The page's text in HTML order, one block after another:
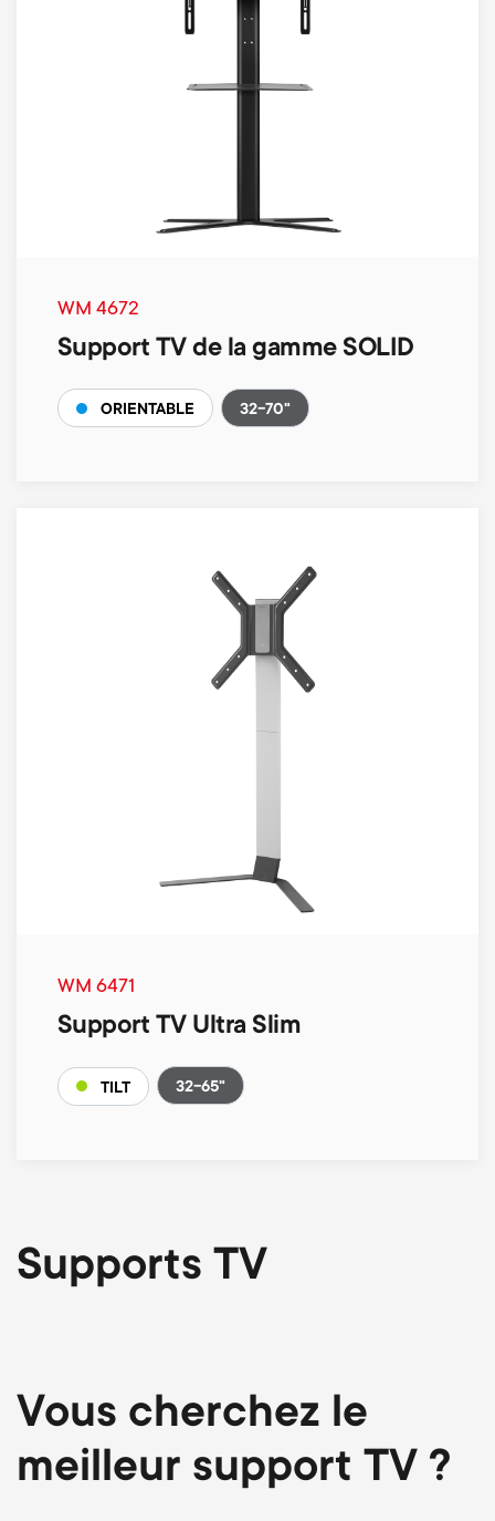
WM 4672
Support TV de la gamme SOLID
ORIENTABLE 32-70"
WM 6471
Support TV Ultra Slim
TILT 32-65"
Supports TV
Vous cherchez le
meilleur support TV ?